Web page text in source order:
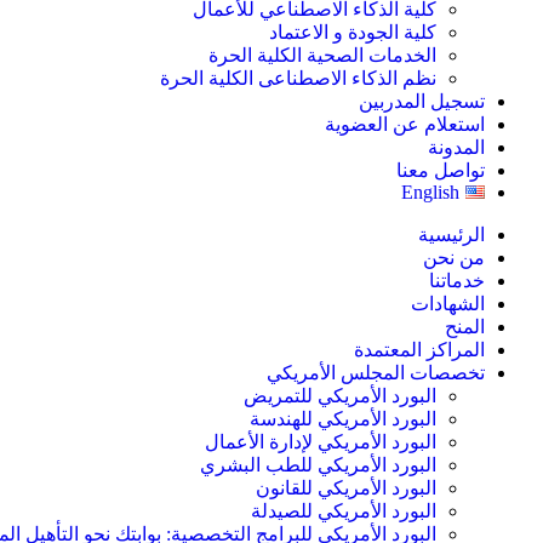
كلية الذكاء الاصطناعي للأعمال
كلية الجودة و الاعتماد
الخدمات الصحية الكلية الحرة
نظم الذكاء الاصطناعى الكلية الحرة
تسجيل المدربين
استعلام عن العضوية
المدونة
تواصل معنا
English
الرئيسية
من نحن
خدماتنا
الشهادات
المنح
المراكز المعتمدة
تخصصات المجلس الأمريكي
البورد الأمريكي للتمريض
البورد الأمريكي للهندسة
البورد الأمريكي لإدارة الأعمال
البورد الأمريكي للطب البشري
البورد الأمريكي للقانون
البورد الأمريكي للصيدلة
البورد الأمريكي للبرامج التخصصية: بوابتك نحو التأهيل